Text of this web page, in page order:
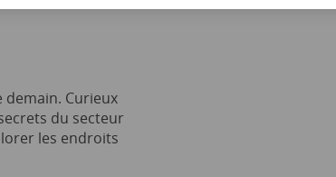
Curieux
du secteur
les endroits